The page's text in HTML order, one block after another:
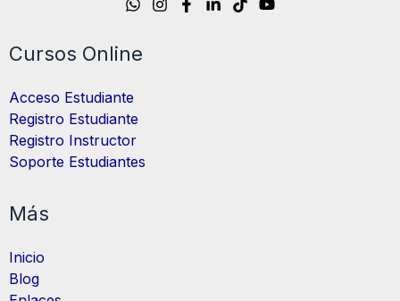
Cursos Online
Acceso Estudiante
Registro Estudiante
Registro Instructor
Soporte Estudiantes
Más
Inicio
Blog